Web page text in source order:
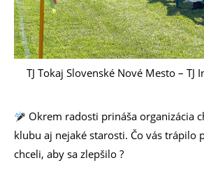
TJ Tokaj Slovenské Nové Mesto – TJ
Okrem radosti prináša organizácia
klubu aj nejaké starosti. Čo vás trápilo
chceli, aby sa zlepšilo ?